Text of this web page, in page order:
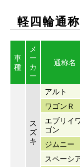
軽四輪通
車
種
メ
ー
カ
ー
通称名
ス
ズ
キ
アルト
ワゴンＲ
エブリイ
ゴン
ジムニー
スペーシ